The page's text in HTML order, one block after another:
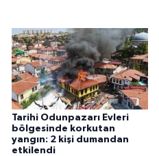
Tarihi Odunpazarı Evleri
bölgesinde korkutan
yangın: 2 kişi dumandan
etkilendi